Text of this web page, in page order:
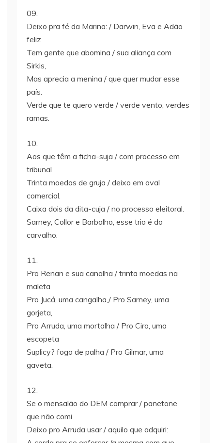
09.
Deixo pra fé da Marina: / Darwin, Eva e Adão
feliz
Tem gente que abomina / sua aliança com
Sirkis,
Mas aprecia a menina / que quer mudar esse
país.
Verde que te quero verde / verde vento, verdes
ramas.
10.
Aos que têm a ficha-suja / com processo em
tribunal
Trinta moedas de gruja / deixo em aval
comercial.
Caixa dois da dita-cuja / no processo eleitoral.
Sarney, Collor e Barbalho, esse trio é do
carvalho.
11.
Pro Renan e sua canalha / trinta moedas na
maleta
Pro Jucá, uma cangalha,/ Pro Sarney, uma
gorjeta,
Pro Arruda, uma mortalha / Pro Ciro, uma
escopeta
Suplicy? fogo de palha / Pro Gilmar, uma
gaveta.
12.
Se o mensalão do DEM comprar / panetone
que não comi
Deixo pro Arruda usar / aquilo que adquiri: